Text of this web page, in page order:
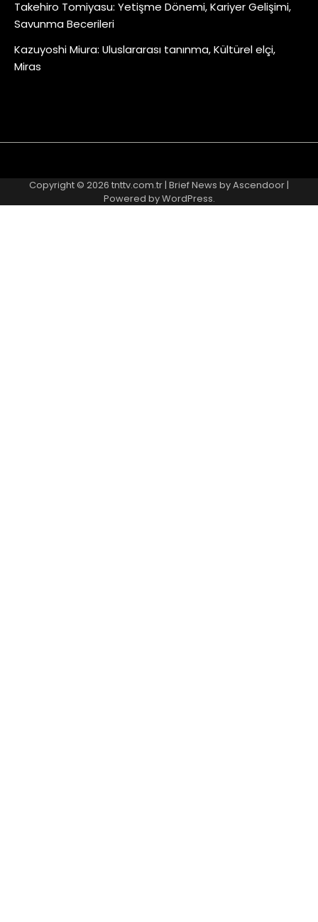
Takehiro Tomiyasu: Yetişme Dönemi, Kariyer Gelişimi,
Savunma Becerileri
Kazuyoshi Miura: Uluslararası tanınma, Kültürel elçi,
Miras
Us
Us
Policy
Policy
and
Conditions
Copyright © 2026 tnttv.com.tr| Brief News byAscendoor|
Powered byWordPress.